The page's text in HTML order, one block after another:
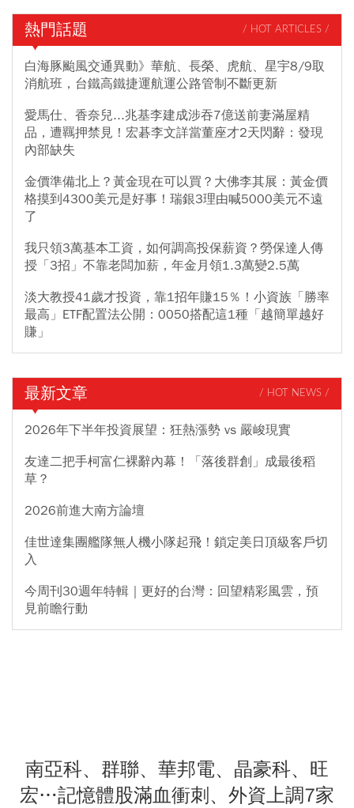
熱門話題 / HOT ARTICLES /
白海豚颱風交通異動》華航、長榮、虎航、星宇8/9取
消航班，台鐵高鐵捷運航運公路管制不斷更新
愛馬仕、香奈兒...兆基李建成涉吞7億送前妻滿屋精
品，遭羈押禁見！宏碁李文詳當董座才2天閃辭：發現
內部缺失
金價準備北上？黃金現在可以買？大佛李其展：黃金價
格摸到4300美元是好事！瑞銀3理由喊5000美元不遠
了
我只領3萬基本工資，如何調高投保薪資？勞保達人傳
授「3招」不靠老闆加薪，年金月領1.3萬變2.5萬
淡大教授41歲才投資，靠1招年賺15％！小資族「勝率
最高」ETF配置法公開：0050搭配這1種「越簡單越好
賺」
最新文章 / HOT NEWS /
2026年下半年投資展望：狂熱漲勢 vs 嚴峻現實
友達二把手柯富仁裸辭內幕！「落後群創」成最後稻
草？
2026前進大南方論壇
佳世達集團艦隊無人機小隊起飛！鎖定美日頂級客戶切
入
今周刊30週年特輯｜更好的台灣：回望精彩風雲，預
見前瞻行動
南亞科、群聯、華邦電、晶豪科、旺
宏…記憶體股滿血衝刺、外資上調7家